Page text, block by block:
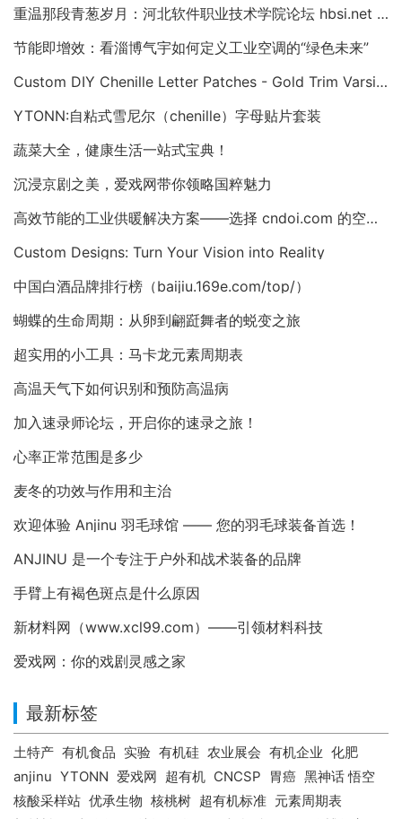
重温那段青葱岁月：河北软件职业技术学院论坛 hbsi.net —— 2007 年至今的校园数字记忆
节能即增效：看淄博气宇如何定义工业空调的“绿色未来”
Custom DIY Chenille Letter Patches - Gold Trim Varsity Alphabet Appliques
YTONN:自粘式雪尼尔（chenille）字母贴片套装
蔬菜大全，健康生活一站式宝典！
沉浸京剧之美，爱戏网带你领略国粹魅力
高效节能的工业供暖解决方案——选择 cndoi.com 的空气对空气换热器与AHU
Custom Designs: Turn Your Vision into Reality
中国白酒品牌排行榜（baijiu.169e.com/top/）
蝴蝶的生命周期：从卵到翩跹舞者的蜕变之旅
超实用的小工具：马卡龙元素周期表
高温天气下如何识别和预防高温病
加入速录师论坛，开启你的速录之旅！
心率正常范围是多少
麦冬的功效与作用和主治
欢迎体验 Anjinu 羽毛球馆 —— 您的羽毛球装备首选！
ANJINU 是一个专注于户外和战术装备的品牌
手臂上有褐色斑点是什么原因
新材料网（www.xcl99.com）——引领材料科技
爱戏网：你的戏剧灵感之家
最新标签
土特产 有机食品 实验 有机硅 农业展会 有机企业 化肥
anjinu YTONN 爱戏网 超有机 CNCSP 胃癌 黑神话 悟空
核酸采样站 优承生物 核桃树 超有机标准 元素周期表